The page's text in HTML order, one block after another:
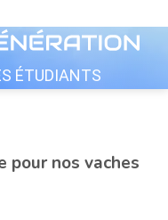
ÉTUDIANTS
pour nos vaches